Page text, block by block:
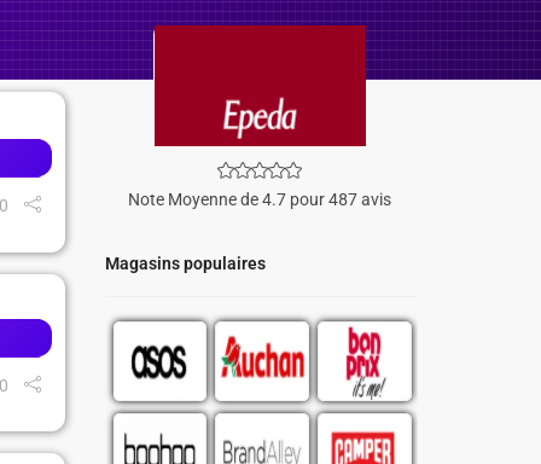
Note Moyenne de 4.7 pour 487 avis
Magasins populaires